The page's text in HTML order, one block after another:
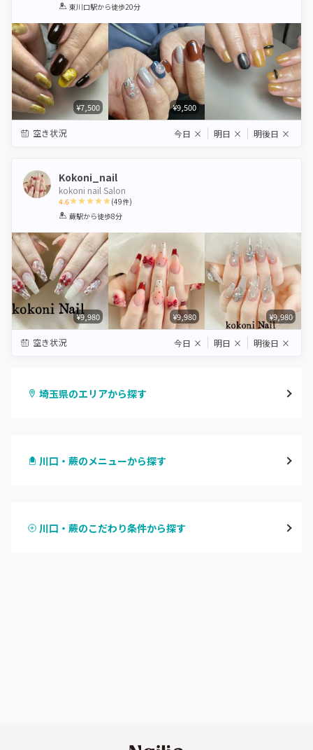
1 2 3 4 5
東川口駅から徒歩20分
¥7,500 ¥9,500
空き状況 今日 × 明日 × 明後日 ×
Kokoni_nail
kokoni nail Salon
4.6
1 2 3 4 5
(49件)
蕨駅から徒歩8分
¥9,980 ¥9,980 ¥9,980
空き状況 今日 × 明日 × 明後日 ×
埼玉県のエリアから探す
与野
ふじみ野・鶴瀬・上福岡
川口・蕨のメニューから探す
ハンドスカルプ
川口・蕨のこだわり条件から探す